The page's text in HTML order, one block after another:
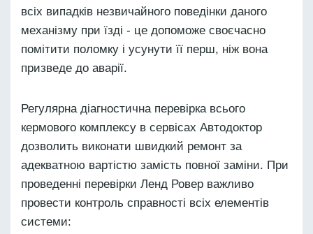
всіх випадків незвичайного поведінки даного
механізму при їзді - це допоможе своєчасно
помітити поломку і усунути її перш, ніж вона
призведе до аварії.
Регулярна діагностична перевірка всього
кермового комплексу в сервісах Автодоктор
дозволить виконати швидкий ремонт за
адекватною вартістю замість повної заміни. При
проведенні перевірки Ленд Ровер важливо
провести контроль справності всіх елементів
системи: